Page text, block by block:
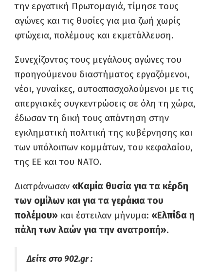
την εργατική Πρωτομαγιά, τίμησε τους
αγώνες και τις θυσίες για μια ζωή χωρίς
φτώχεια, πολέμους και εκμετάλλευση.
Συνεχίζοντας τους μεγάλους αγώνες του
προηγούμενου διαστήματος εργαζόμενοι,
νέοι, γυναίκες, αυτοαπασχολούμενοι με τις
απεργιακές συγκεντρώσεις σε όλη τη χώρα,
έδωσαν τη δική τους απάντηση στην
εγκληματική πολιτική της κυβέρνησης και
των υπόλοιπων κομμάτων, του κεφαλαίου,
της ΕΕ και του ΝΑΤΟ.
Διατράνωσαν «Καμία θυσία για τα κέρδη
των ομίλων και για τα γεράκια του
πολέμου» και έστειλαν μήνυμα: «Ελπίδα η
πάλη των λαών για την ανατροπή».
Δείτε στο 902.gr :